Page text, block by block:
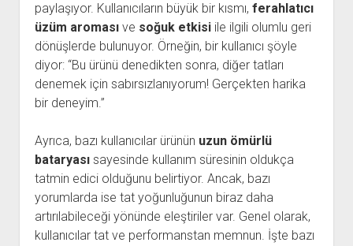
paylaşıyor. Kullanıcıların büyük bir kısmı, ferahlatıcı
üzüm aromasıve soğuk etkisiile ilgili olumlu geri
dönüşlerde bulunuyor. Örneğin, bir kullanıcı şöyle
diyor: “Bu ürünü denedikten sonra, diğer tatları
denemek için sabırsızlanıyorum! Gerçekten harika
bir deneyim.”
Ayrıca, bazı kullanıcılar ürünün uzun ömürlü
bataryasısayesinde kullanım süresinin oldukça
tatmin edici olduğunu belirtiyor. Ancak, bazı
yorumlarda ise tat yoğunluğunun biraz daha
artırılabileceği yönünde eleştiriler var. Genel olarak,
kullanıcılar tat ve performanstan memnun. İşte bazı